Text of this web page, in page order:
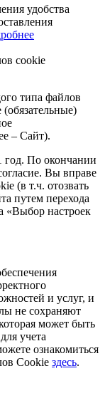
удобства
cookie
типа файлов
– Сайт).
год. По окончании
Вы вправе
(в т.ч. отозвать
путем перехода
«Выбор настроек
и услуг, и
не сохраняют
может быть
учета
ознакомиться
Cookie здесь.